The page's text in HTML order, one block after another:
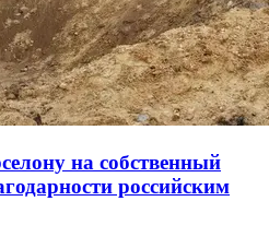
на собственный
российским